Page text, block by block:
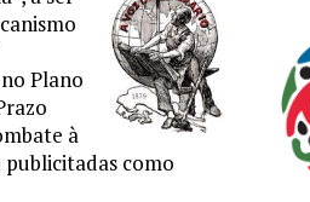
Plano
à
publicitadas como